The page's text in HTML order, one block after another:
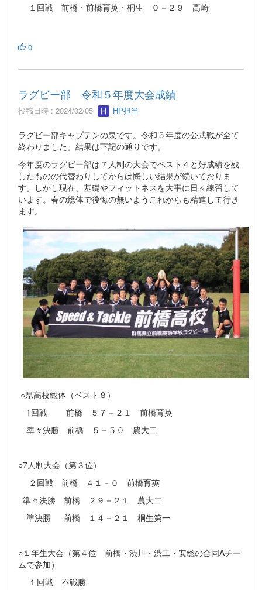
１回戦 前橋・前橋育英・桐生 ０－２９ 高崎
0
ラグビー部 令和５年度大会成績
投稿日時 : 2024/02/05 HP担当
ラグビー部キャプテンの泉です。令和５年度の公式戦が全て
終わりました。結果は下記の通りです。
今年度のラグビー部は７人制の大会でベスト４と好成績を残
したものの代替わりしてからは悔しい結果が続いておりま
す。しかし現在、基礎やフィットネスを大事に日々練習して
います。春の総体で後悔の無いようこれからも精進して行き
ます。
○県高校総体（ベスト８）
1回戦 前橋 ５７－２１ 前橋育英
準々決勝 前橋 ５－５０ 農大二
○7人制大会（第３位）
２回戦 前橋 ４１－０ 前橋育英
準々決勝 前橋 ２９－２１ 農大二
準決勝 前橋 １４－２１ 桐生第一
○１年生大会（第４位 前橋・渋川・渋工・安総の合同Aチー
ムで参加）
１回戦 不戦勝